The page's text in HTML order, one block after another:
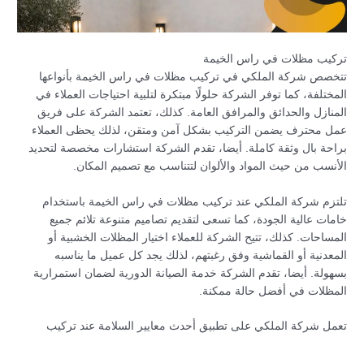
تركيب مظلات في راس الخيمة
تتخصص شركة الملكي في تركيب مظلات في راس الخيمة بأنواعها
المختلفة، كما توفر الشركة حلولًا مبتكرة لتلبية احتياجات العملاء في
المنازل والحدائق والمرافق العامة. كذلك، تعتمد الشركة على فريق
عمل محترف يضمن التركيب بشكل آمن ومتقن، لذلك يحظى العملاء
براحة بال وثقة كاملة. أيضا، تقدم الشركة استشارات مخصصة لتحديد
الأنسب من حيث المواد والألوان لتتناسب مع تصميم المكان.
تلتزم شركة الملكي عند تركيب مظلات في راس الخيمة باستخدام
خامات عالية الجودة، كما تسعى لتقديم تصاميم متنوعة تلائم جميع
المساحات. كذلك، تتيح الشركة للعملاء اختيار المظلات الخشبية أو
المعدنية أو القماشية وفق رغبتهم، لذلك يجد كل عميل ما يناسبه
بسهولة. أيضا، تقدم الشركة خدمة الصيانة الدورية لضمان استمرارية
المظلات في أفضل حالة ممكنة.
تعمل شركة الملكي على تطبيق أحدث معايير السلامة عند تركيب